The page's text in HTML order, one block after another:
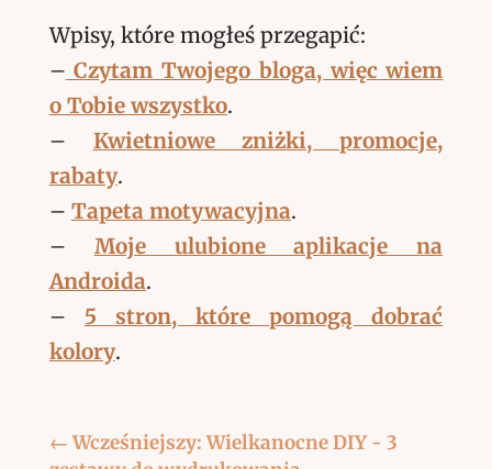
Wpisy, które mogłeś przegapić:
– Czytam Twojego bloga, więc wiem
o Tobie wszystko.
– Kwietniowe zniżki, promocje,
rabaty.
– Tapeta motywacyjna.
– Moje ulubione aplikacje na
Androida.
– 5 stron, które pomogą dobrać
kolory.
←Wcześniejszy: Wielkanocne DIY - 3